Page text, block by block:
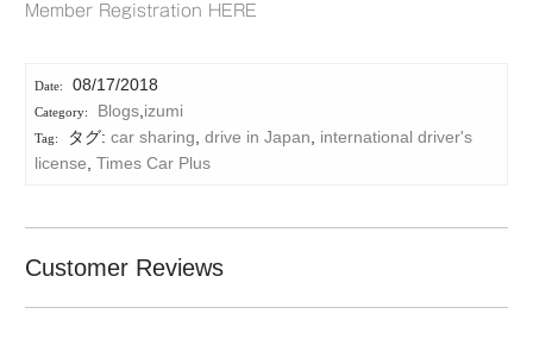
Member Registration HERE
08/17/2018
Blogs, izumi
タグ: car sharing drive in Japan
international driver's
license ,Times Car Plus
Customer Reviews